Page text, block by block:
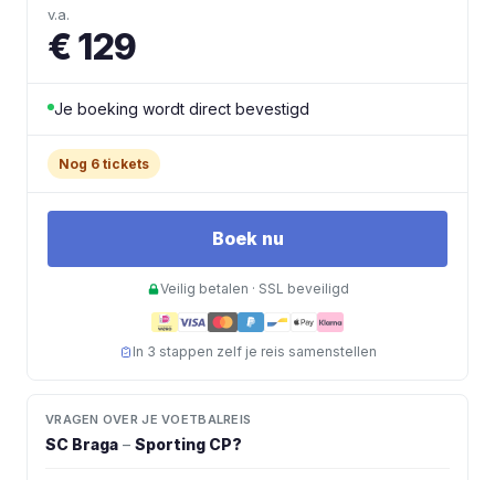
v.a.
€ 129
Je boeking wordt direct bevestigd
Nog 6 tickets
Boek nu
Veilig betalen · SSL beveiligd
In 3 stappen zelf je reis samenstellen
VRAGEN OVER JE VOETBALREIS
SC Braga – Sporting CP?